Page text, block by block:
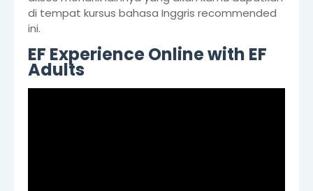
di tempat kursus bahasa Inggris recommended
ini.
EF Experience Online with EF
Adults